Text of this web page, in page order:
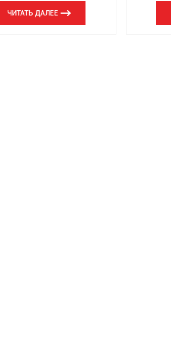
ЧИТАТЬ ДАЛЕЕ